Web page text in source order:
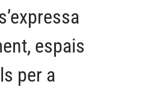
espais
per a